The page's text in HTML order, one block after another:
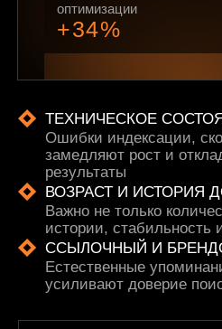
оптимизации
+34%
ТЕХНИЧЕСКОЕ
Ошибки индексации,
замедляют рост и
результаты
ВОЗРАСТ И ИСТОРИЯ
Важно не только
истории, стабильность
ССЫЛОЧНЫЙ И
Естественные
усиливают доверие